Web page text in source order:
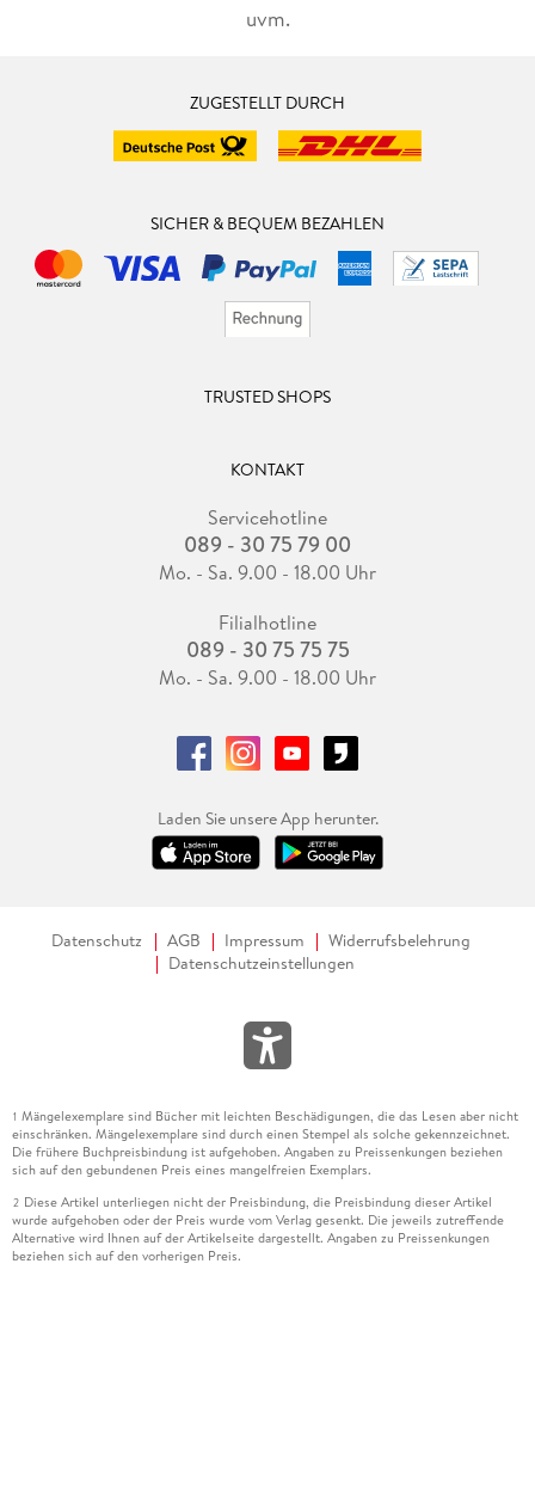
uvm.
ZUGESTELLT DURCH
SICHER & BEQUEM BEZAHLEN
TRUSTED SHOPS
KONTAKT
Servicehotline
089 - 30 75 79 00
Mo. - Sa. 9.00 - 18.00 Uhr
Filialhotline
089 - 30 75 75 75
Mo. - Sa. 9.00 - 18.00 Uhr
Laden Sie unsere App herunter.
Datenschutz AGB Impressum
Widerrufsbelehrung
Datenschutzeinstellungen
1 Mängelexemplare sind Bücher mit leichten Beschädigungen, die das Lesen aber nicht
einschränken. Mängelexemplare sind durch einen Stempel als solche gekennzeichnet.
Die frühere Buchpreisbindung ist aufgehoben. Angaben zu Preissenkungen beziehen
sich auf den gebundenen Preis eines mangelfreien Exemplars.
2 Diese Artikel unterliegen nicht der Preisbindung, die Preisbindung dieser Artikel
wurde aufgehoben oder der Preis wurde vom Verlag gesenkt. Die jeweils zutreffende
Alternative wird Ihnen auf der Artikelseite dargestellt. Angaben zu Preissenkungen
beziehen sich auf den vorherigen Preis.